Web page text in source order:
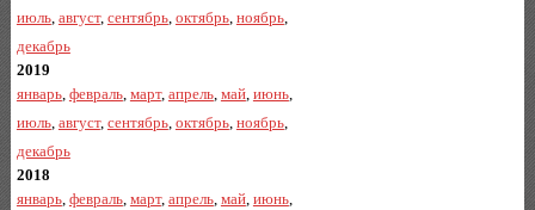
июль, август, сентябрь, октябрь, ноябрь,
декабрь
2019
январь, февраль, март, апрель, май, июнь,
июль, август, сентябрь, октябрь, ноябрь,
декабрь
2018
январь, февраль, март, апрель, май, июнь,